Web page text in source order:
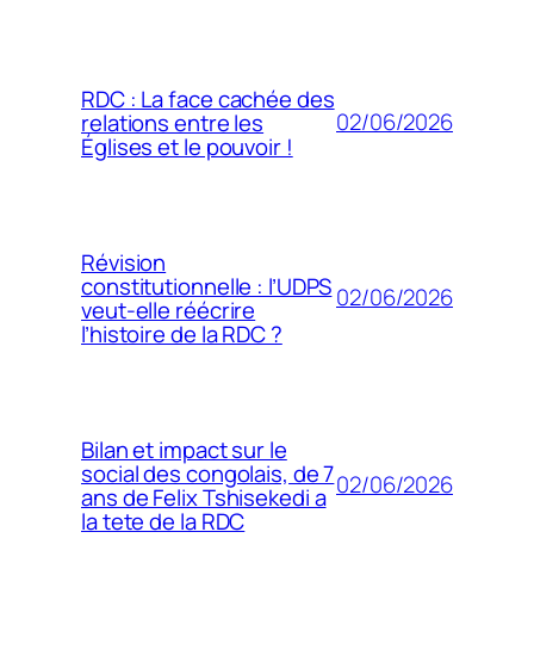
RDC : La face cachée des
relations entre les
Églises et le pouvoir !
02/06/2026
Révision
constitutionnelle : l’UDPS
veut-elle réécrire
l’histoire de la RDC ?
02/06/2026
Bilan et impact sur le
social des congolais, de 7
ans de Felix Tshisekedi a
la tete de la RDC
02/06/2026